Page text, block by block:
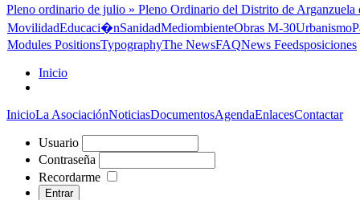
Pleno ordinario de julio » Pleno Ordinario del Distrito de
MovilidadEducaci�nSanidadMediombienteObras M-30Urbanismo
Modules PositionsTypographyThe NewsFAQNews Feedsposiciones
Inicio
InicioLa AsociaciónNoticiasDocumentosAgendaEnlacesContactar
Usuario
Contraseña
Recordarme